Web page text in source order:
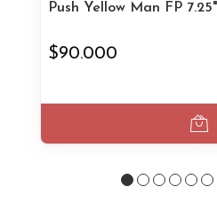
Push Yellow Man FP
$90.000